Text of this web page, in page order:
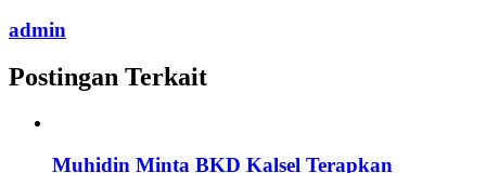
admin
Postingan Terkait
Muhidin Minta BKD Kalsel Terapkan